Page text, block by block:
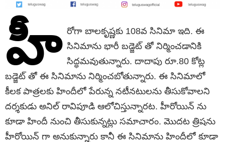
హీ రోగా బాలకృష్ణకు 108వ సినిమా ఇది. ఈ
సినిమాను భారీ బడ్జెట్ తో నిర్మించడానికి
సిద్ధమవుతున్నారు. దాదాపు రూ.80 కోట్ల
బడ్జెట్ తో ఈ సినిమాను నిర్మించబోతున్నారు. ఈ సినిమాలో
కీలక పాత్రలకు హిందీలో పేరున్న నటీనటులను తీసుకోవాలని
దర్శకుడు అనిల్ రావిపూడి ఆలోచిస్తున్నారట. హీరోయిన్ ను
కూడా హిందీ నుంచి తీసుకున్నట్లు సమాచారం. మొదట త్రిషను
హీరోయిన్ గా అనుకున్నారు కానీ ఈ సినిమాను హిందీలో కూడా